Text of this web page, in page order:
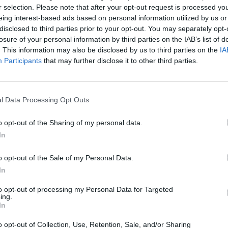
selection. Please note that after your opt-out request is processed
interest-based ads based on personal information utilized by us
to third parties prior to your opt-out. You may separately
of your personal information by third parties on the IAB’s list of
This information may also be disclosed by us to third parties on the
Participants that may further disclose it to other third parties.
Data Processing Opt Outs
opt-out of the Sharing of my personal data.
opt-out of the Sale of my Personal Data.
opt-out of processing my Personal Data for Targeted
opt-out of Collection, Use, Retention, Sale, and/or Sharing
место за помалку од една недела.
Гвир крева израелскознаме
со џамијата Купола на карпата во
неделата, кога во придружба на доселеници
молитви.
Јицак Кројзер од крајно десничарската
моќ), кој исто така влегол во
вакф воЕрусалимизјави дека во четврток